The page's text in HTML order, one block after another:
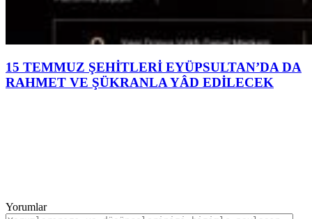
15 TEMMUZ ŞEHİTLERİ EYÜPSULTAN’DA DA
RAHMET VE ŞÜKRANLA YÂD EDİLECEK
Yorumlar